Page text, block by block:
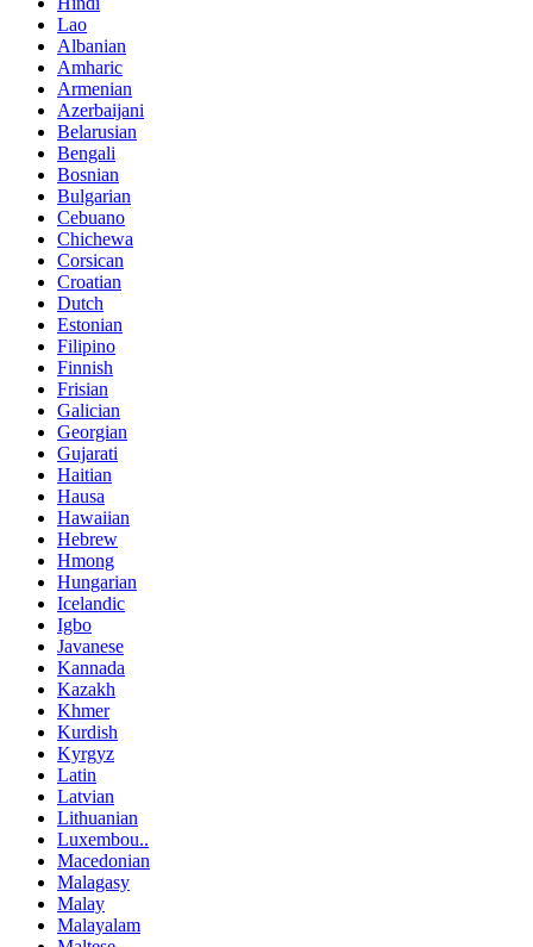
Lao
Albanian
Amharic
Armenian
Azerbaijani
Belarusian
Bengali
Bosnian
Bulgarian
Cebuano
Chichewa
Corsican
Croatian
Dutch
Estonian
Filipino
Finnish
Frisian
Galician
Georgian
Gujarati
Haitian
Hausa
Hawaiian
Hebrew
Hmong
Hungarian
Icelandic
Igbo
Javanese
Kannada
Kazakh
Khmer
Kurdish
Kyrgyz
Latin
Latvian
Lithuanian
Luxembou..
Macedonian
Malagasy
Malay
Malayalam